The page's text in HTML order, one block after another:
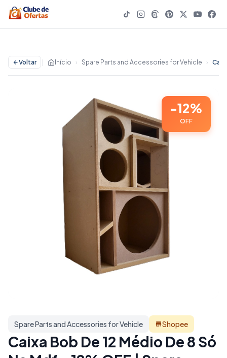
Voltar Início › Spare Parts and Accessories for Vehicle ›
-12%
OFF
Spare Parts and Accessories for Vehicle Shopee
Caixa Bob De 12 Médio De 8 Só